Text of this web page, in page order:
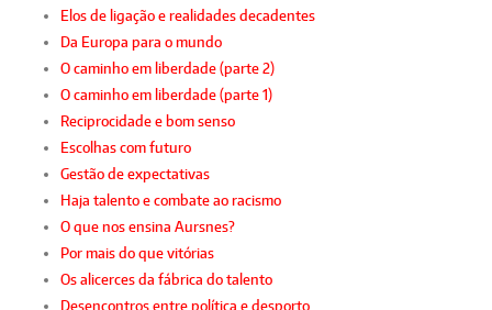
Elos de ligação e realidades decadentes
Da Europa para o mundo
O caminho em liberdade (parte 2)
O caminho em liberdade (parte 1)
Reciprocidade e bom senso
Escolhas com futuro
Gestão de expectativas
Haja talento e combate ao racismo
O que nos ensina Aursnes?
Por mais do que vitórias
Os alicerces da fábrica do talento
Desencontros entre política e desporto